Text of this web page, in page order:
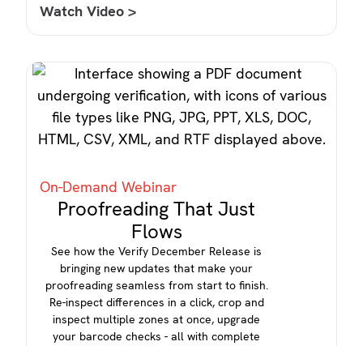
Watch Video >
On-Demand Webinar
Proofreading That Just
Flows
See how the Verify December Release is
bringing new updates that make your
proofreading seamless from start to finish.
Re-inspect differences in a click, crop and
inspect multiple zones at once, upgrade
your barcode checks - all with complete